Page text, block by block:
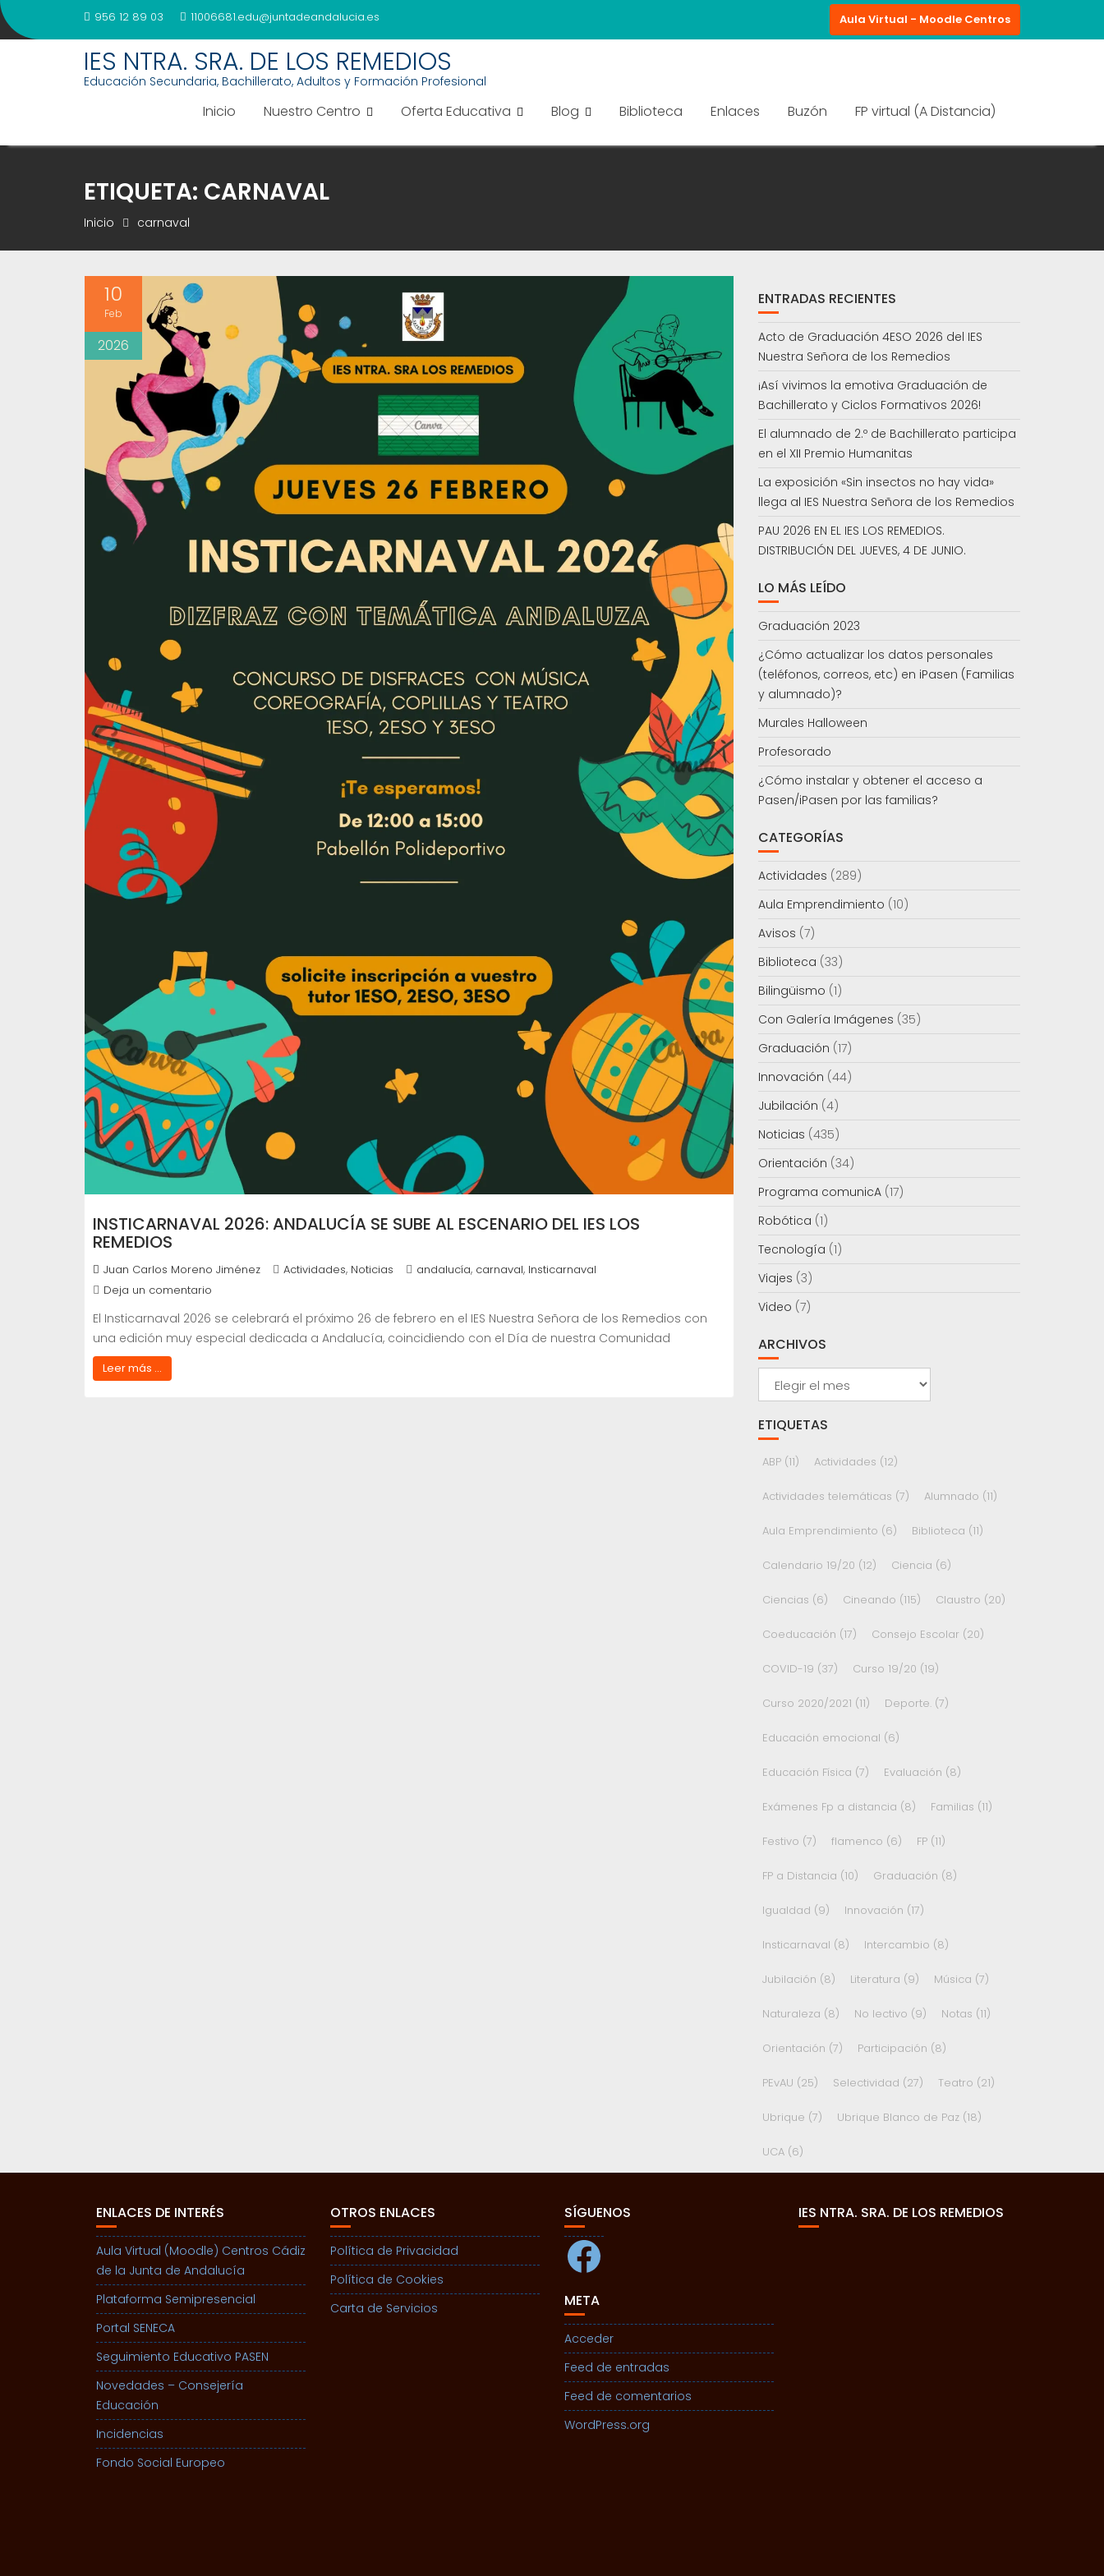
Saltar
al
956 12 89 03 11006681.edu@juntadeandalucia.es Aula Virtual - Moodle Centros
IES NTRA. SRA. DE LOS REMEDIOS
Educación Secundaria, Bachillerato, Adultos y Formación Profesional
Inicio Nuestro Centro Oferta Educativa Blog Biblioteca Enlaces Buzón FP virtual (A Distancia)
ETIQUETA: CARNAVAL
Inicio carnaval
10
Feb
2026
INSTICARNAVAL 2026: ANDALUCÍA SE SUBE AL ESCENARIO DEL IES LOS
REMEDIOS
Juan Carlos Moreno Jiménez Actividades, Noticias andalucía, carnaval, Insticarnaval
Deja un comentario
El Insticarnaval 2026 se celebrará el próximo 26 de febrero en el IES Nuestra Señora de los Remedios con
una edición muy especial dedicada a Andalucía, coincidiendo con el Día de nuestra Comunidad
Leer más ...
ENTRADAS RECIENTES
Acto de Graduación 4ESO 2026 del IES
Nuestra Señora de los Remedios
¡Así vivimos la emotiva Graduación de
Bachillerato y Ciclos Formativos 2026!
El alumnado de 2.º de Bachillerato participa
en el XII Premio Humanitas
La exposición «Sin insectos no hay vida»
llega al IES Nuestra Señora de los Remedios
PAU 2026 EN EL IES LOS REMEDIOS.
DISTRIBUCIÓN DEL JUEVES, 4 DE JUNIO.
LO MÁS LEÍDO
Graduación 2023
¿Cómo actualizar los datos personales
(teléfonos, correos, etc) en iPasen (Familias
y alumnado)?
Murales Halloween
Profesorado
¿Cómo instalar y obtener el acceso a
Pasen/iPasen por las familias?
CATEGORÍAS
Actividades (289)
Aula Emprendimiento (10)
Avisos (7)
Biblioteca (33)
Bilingüismo (1)
Con Galería Imágenes (35)
Graduación (17)
Innovación (44)
Jubilación (4)
Noticias (435)
Orientación (34)
Programa comunicA(17)
Robótica (1)
Tecnología (1)
Viajes (3)
Video (7)
ARCHIVOS
Archivos
ETIQUETAS
ABP(11) Actividades (12)
Actividades telemáticas (7) Alumnado (11)
Aula Emprendimiento (6) Biblioteca (11)
Calendario 19/20 (12) Ciencia (6)
Ciencias (6) Cineando (115) Claustro (20)
Coeducación (17) Consejo Escolar (20)
COVID-19 (37) Curso 19/20 (19)
Curso 2020/2021 (11) Deporte.(7)
Educación emocional (6)
Educación Física (7) Evaluación (8)
Exámenes Fp a distancia (8) Familias (11)
Festivo (7) flamenco (6) FP(11)
FP a Distancia (10) Graduación (8)
Igualdad (9) Innovación (17)
Insticarnaval (8) Intercambio (8)
Jubilación (8) Literatura (9) Música (7)
Naturaleza (8) No lectivo (9) Notas (11)
Orientación (7) Participación (8)
PEvAU (25) Selectividad (27) Teatro (21)
Ubrique (7) Ubrique Blanco de Paz(18)
UCA(6)
ENLACES DE INTERÉS
Aula Virtual (Moodle) Centros Cádiz
de la Junta de Andalucía
Plataforma Semipresencial
Portal SENECA
Seguimiento Educativo PASEN
Novedades – Consejería
Educación
Incidencias
Fondo Social Europeo
OTROS ENLACES
Política de Privacidad
Política de Cookies
Carta de Servicios
SÍGUENOS
Facebook
META
Acceder
Feed de entradas
Feed de comentarios
WordPress.org
IES NTRA. SRA. DE LOS REMEDIOS